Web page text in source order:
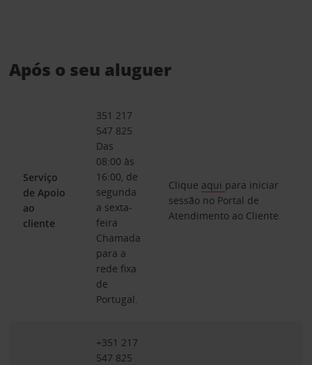
Após o seu aluguer
Serviço
de Apoio
ao
cliente
351 217
547 825
Das
08:00 às
16:00, de
segunda
a sexta-
feira
Chamada
para a
rede fixa
de
Portugal.
Clique aqui para iniciar
sessão no Portal de
Atendimento ao Cliente.
+351 217
547 825